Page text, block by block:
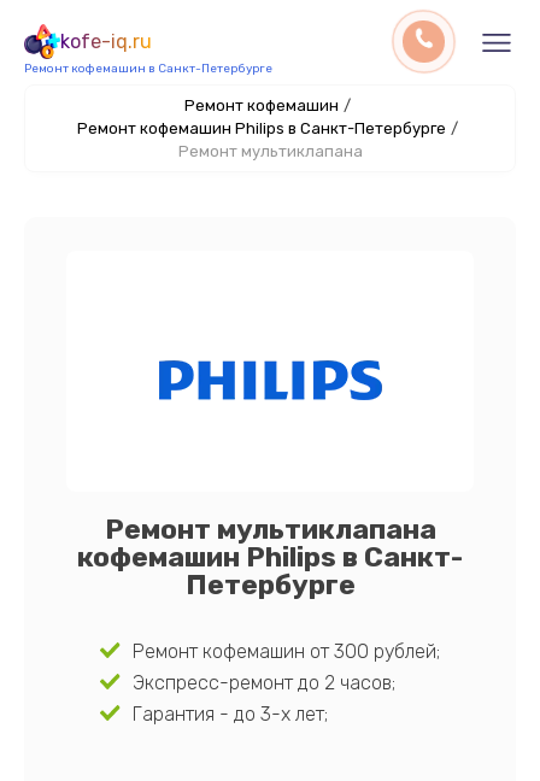
kofe-iq.ru
Ремонт кофемашин в Санкт-Петербурге
Ремонт кофемашин /
Ремонт кофемашин Philips в Санкт-Петербурге /
Ремонт мультиклапана
Ремонт мультиклапана
кофемашин Philips в Санкт-
Петербурге
Ремонт кофемашин от 300 рублей;
Экспресс-ремонт до 2 часов;
Гарантия - до 3-х лет;